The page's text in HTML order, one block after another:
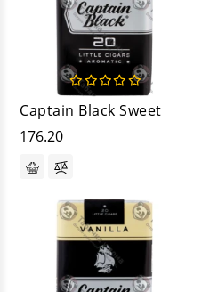
Captain Black Sweet
176.20